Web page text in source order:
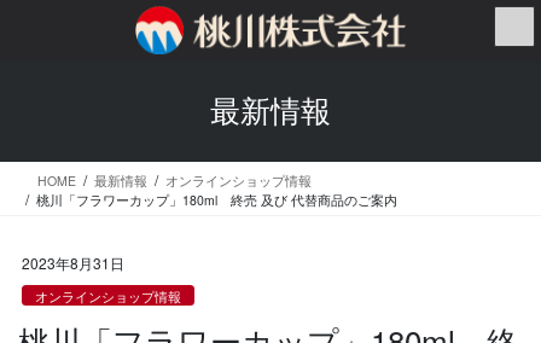
ス
ン
最新情報
HOME 最新情報
オンラインショップ情報
桃川「フラワーカップ」180ml 終売 及び 代替商品のご案内
2023年8月31日
オンラインショップ情報